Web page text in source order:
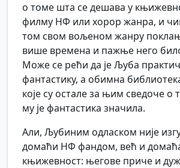
о томе шта се дешава у
филму НФ или хорор жанра, и
том свом вољеном жанру
више времена и пажње него
Може се рећи да је Љуба
фантастику, а обимна
које су остале за њим сведоче о
му је фантастика значила.
Али, Љубиним одласком није
домаћи НФ фандом, већ и
књижевност: његове приче и